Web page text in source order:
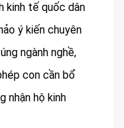
kinh tế quốc dân
ý kiến chuyên
ngành nghề,
con cần bổ
nhận hộ kinh